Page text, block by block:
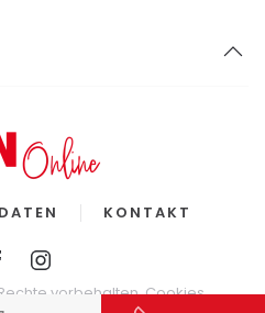
KONTAKT
vorbehalten.Cookies